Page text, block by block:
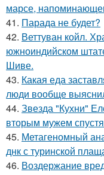
марсе,
41. Парада не будет?
42. Веттуван койл.
южноиндийском
Шиве.
43. Какая еда
люди вообще
44. Звезда "Кухни"
вторым мужем
45. Метагеномный
днк с туринской
46. Воздержание